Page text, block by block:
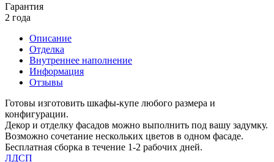
Гарантия
2 года
Описание
Отделка
Внутреннее наполнение
Информация
Отзывы
Готовы изготовить шкафы-купе любого размера и
конфигурации.
Декор и отделку фасадов можно выполнить под вашу задумку.
Возможно сочетание нескольких цветов в одном фасаде.
Бесплатная сборка в течение 1-2 рабочих дней.
ЛДСП